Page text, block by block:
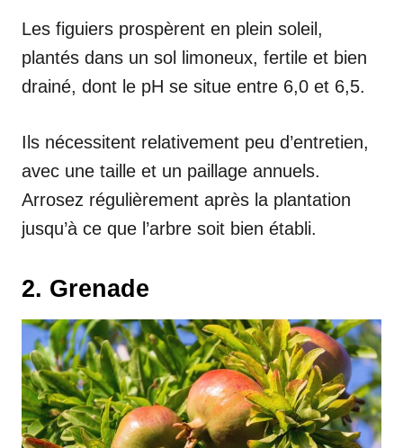
Les figuiers prospèrent en plein soleil,
plantés dans un sol limoneux, fertile et bien
drainé, dont le pH se situe entre 6,0 et 6,5.
Ils nécessitent relativement peu d’entretien,
avec une taille et un paillage annuels.
Arrosez régulièrement après la plantation
jusqu’à ce que l’arbre soit bien établi.
2. Grenade